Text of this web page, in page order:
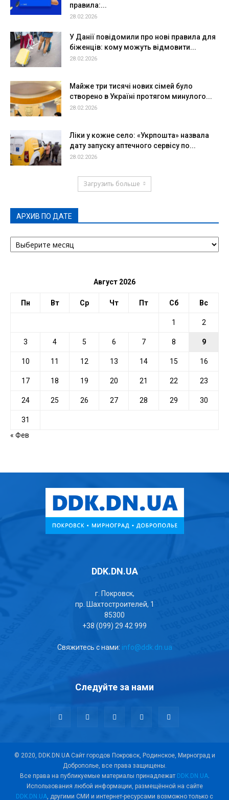
правила:...
28.02.2026
У Данії повідомили про нові правила для
біженців: кому можуть відмовити...
28.02.2026
Майже три тисячі нових сімей було
створено в Україні протягом минулого...
28.02.2026
Ліки у кожне село: «Укрпошта» назвала
дату запуску аптечного сервісу по...
28.02.2026
Загрузить больше
АРХИВ ПО ДАТЕ
АРХИВ
ПО
Август 2026
Пн Вт Ср Чт Пт Сб Вс
1 2
3 4 5 6 7 8 9
10 11 12 13 14 15 16
17 18 19 20 21 22 23
24 25 26 27 28 29 30
31
« Фев
DDK.DN.UA
г. Покровск,
пр. Шахтостроителей, 1
85300
+38 (099) 29 42 999
Свяжитесь с нами: info@ddk.dn.ua
Следуйте за нами
© 2020, DDK.DN.UA Сайт городов Покровск, Родинское, Мирноград и
Доброполье, все права защищены.
Все права на публикуемые материалы принадлежат DDK.DN.UA.
Использования любой информации, размещённой на сайте
DDK.DN.UA, другими СМИ и интернет-ресурсами возможно только с